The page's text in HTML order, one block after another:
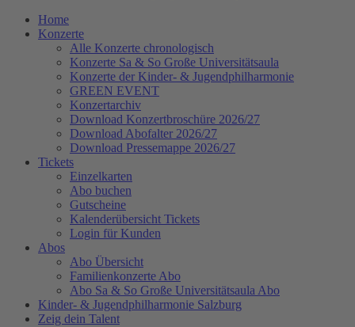
Home
Konzerte
Alle Konzerte chronologisch
Konzerte Sa & So Große Universitätsaula
Konzerte der Kinder- & Jugendphilharmonie
GREEN EVENT
Konzertarchiv
Download Konzertbroschüre 2026/27
Download Abofalter 2026/27
Download Pressemappe 2026/27
Tickets
Einzelkarten
Abo buchen
Gutscheine
Kalenderübersicht Tickets
Login für Kunden
Abos
Abo Übersicht
Familienkonzerte Abo
Abo Sa & So Große Universitätsaula Abo
Kinder- & Jugendphilharmonie Salzburg
Zeig dein Talent